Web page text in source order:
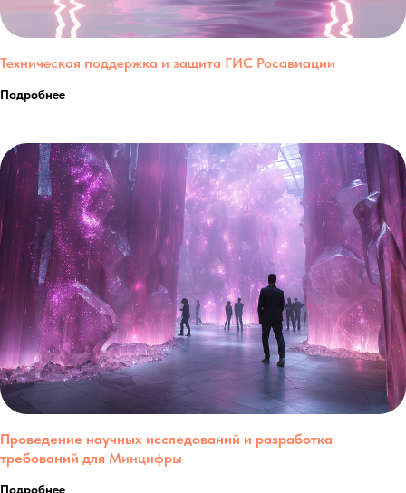
Техническая поддержка и защита ГИС Росавиации
Подробнее
Проведение научных исследований и разработка
требований для Минцифры
Подробнее